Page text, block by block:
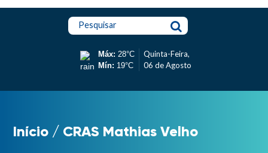
Pesquisar
Máx: 28°C
Mín: 19°C
Quinta-Feira,
06 de Agosto
Início / CRAS Mathias Velho